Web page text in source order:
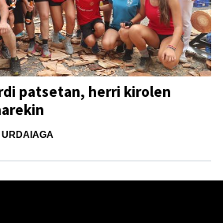
patsetan, herri kirolen
URDAIAGA